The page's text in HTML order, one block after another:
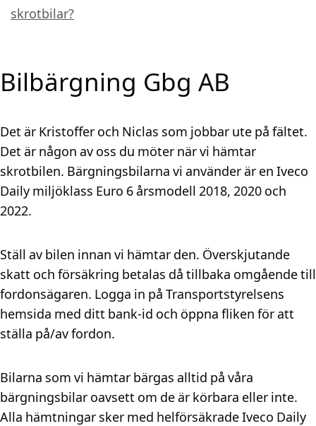
skrotbilar?
Bilbärgning Gbg AB
Det är Kristoffer och Niclas som jobbar ute på fältet.
Det är någon av oss du möter när vi hämtar
skrotbilen. Bärgningsbilarna vi använder är en Iveco
Daily miljöklass Euro 6 årsmodell 2018, 2020 och
2022.
Ställ av bilen innan vi hämtar den. Överskjutande
skatt och försäkring betalas då tillbaka omgående till
fordonsägaren. Logga in på Transportstyrelsens
hemsida med ditt bank-id och öppna fliken för att
ställa på/av fordon.
Bilarna som vi hämtar bärgas alltid på våra
bärgningsbilar oavsett om de är körbara eller inte.
Alla hämtningar sker med helförsäkrade Iveco Daily